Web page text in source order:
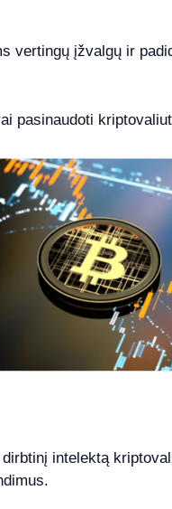
vertingų įžvalgų ir
pasinaudoti
intelektą